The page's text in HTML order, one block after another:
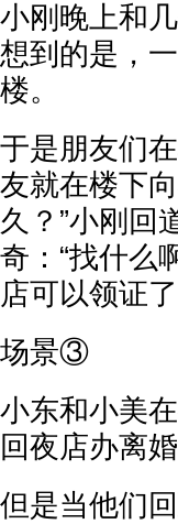
小刚晚上和
想到的是，
楼。
于是朋友们
友就在楼下
久？”小刚回
奇：“找什么
店可以领证
场景③
小东和小美
回夜店办离婚
但是当他们